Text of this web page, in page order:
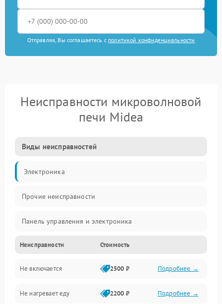
Отправляя, Вы соглашаетесь с политикой конфиденциальности
Неисправности микроволновой
печи Midea
Виды неисправностей
Электроника
Прочие неисправности
Панель управления и электроника
Дверца и корпус
Механика и внутренние элементы
Механические повреждения
Неисправности Стоимость
Не включается 2500 ₽ Подробнее →
Не нагревает еду 2200 ₽ Подробнее →